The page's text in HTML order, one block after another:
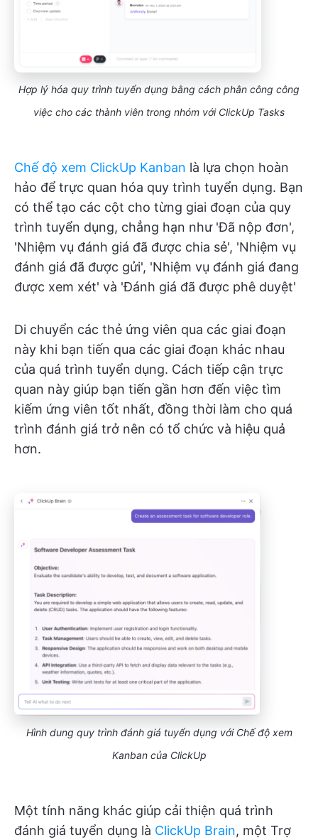
Hợp lý hóa quy trình tuyển dụng bằng cách phân công công
việc cho các thành viên trong nhóm với ClickUp Tasks
Chế độ xem ClickUp Kanban là lựa chọn hoàn
hảo để trực quan hóa quy trình tuyển dụng. Bạn
có thể tạo các cột cho từng giai đoạn của quy
trình tuyển dụng, chẳng hạn như 'Đã nộp đơn',
'Nhiệm vụ đánh giá đã được chia sẻ', 'Nhiệm vụ
đánh giá đã được gửi', 'Nhiệm vụ đánh giá đang
được xem xét' và 'Đánh giá đã được phê duyệt'
Di chuyển các thẻ ứng viên qua các giai đoạn
này khi bạn tiến qua các giai đoạn khác nhau
của quá trình tuyển dụng. Cách tiếp cận trực
quan này giúp bạn tiến gần hơn đến việc tìm
kiếm ứng viên tốt nhất, đồng thời làm cho quá
trình đánh giá trở nên có tổ chức và hiệu quả
hơn.
Hình dung quy trình đánh giá tuyển dụng với Chế độ xem
Kanban của ClickUp
Một tính năng khác giúp cải thiện quá trình
đánh giá tuyển dụng là ClickUp Brain, một Trợ